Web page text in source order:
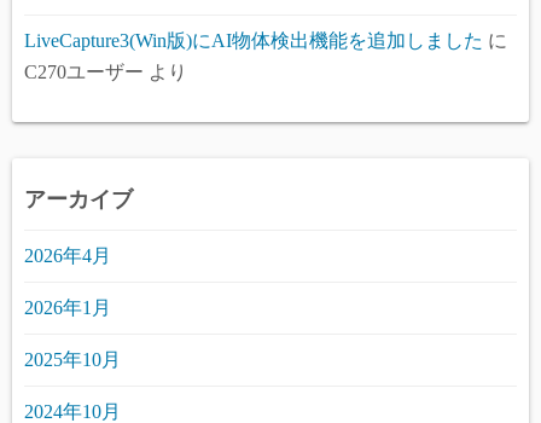
LiveCapture3(Win版)にAI物体検出機能を追加しました に
C270ユーザー より
アーカイブ
2026年4月
2026年1月
2025年10月
2024年10月